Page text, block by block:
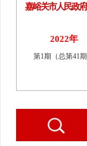
嘉峪关市人民政
2022年
第1期（总第41期